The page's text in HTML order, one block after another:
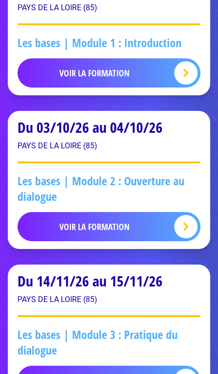
PAYS DE LA LOIRE (85)
Les bases | Module 1 : Introduction
VOIR LA FORMATION
Du 03/10/26 au 04/10/26
PAYS DE LA LOIRE (85)
Les bases | Module 2 : Ouverture au
dialogue
VOIR LA FORMATION
Du 14/11/26 au 15/11/26
PAYS DE LA LOIRE (85)
Les bases | Module 3 : Pratique du
dialogue